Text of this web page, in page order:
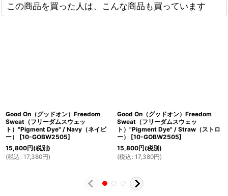
この商品を買った人は、こんな商品も買っています
Good On（グッドオン）Freedom
Sweat（フリーダムスウェッ
ト）"Pigment Dye" / Navy（ネイビ
ー）
[10-GOBW2505]
15,800円(税別)
(税込 : 17,380円)
Good On（グッドオン）Freedom
Sweat（フリーダムスウェッ
ト）"Pigment Dye" / Straw（ストロ
ー）
[10-GOBW2505]
15,800円(税別)
(税込 : 17,380円)